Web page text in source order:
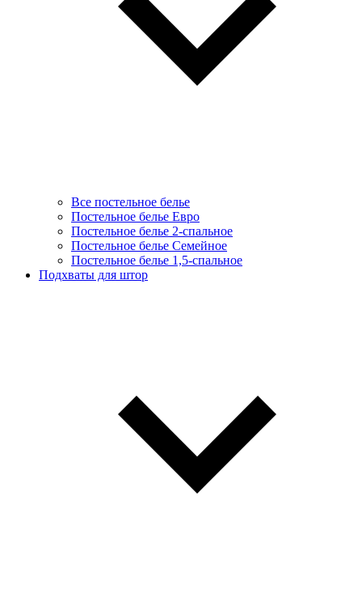
Все постельное белье
Постельное белье Евро
Постельное белье 2-спальное
Постельное белье Семейное
Постельное белье 1,5-спальное
Подхваты для штор